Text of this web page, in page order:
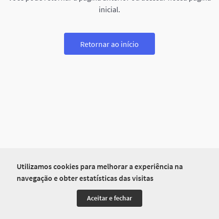
Utilizamos cookies para melhorar a experiência na
navegação e obter estatísticas das visitas
Aceitar e fechar
inicial.
Retornar ao início